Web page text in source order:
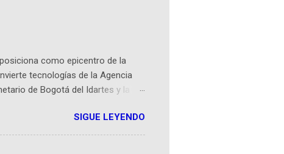
como epicentro de la
tecnologías de la Agencia
de Bogotá del Idartes y la
mundial que opera en
espaciales como satélites y
(calle 26B #5-93), in...
SIGUE LEYENDO